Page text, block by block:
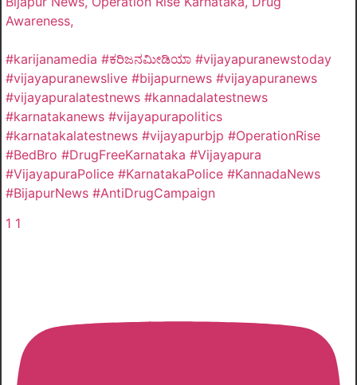
Awareness,
#karijanamedia #ಕರಿಜನಮೀಡಿಯಾ #vijayapuranewstoday
#vijayapuranewslive #bijapurnews #vijayapuranews
#vijayapuralatestnews #kannadalatestnews
#karnatakanews #vijayapurapolitics
#karnatakalatestnews #vijayapurbjp #OperationRise
#BedBro #DrugFreeKarnataka #Vijayapura
#VijayapuraPolice #KarnatakaPolice #KannadaNews
#BijapurNews #AntiDrugCampaign
1 1